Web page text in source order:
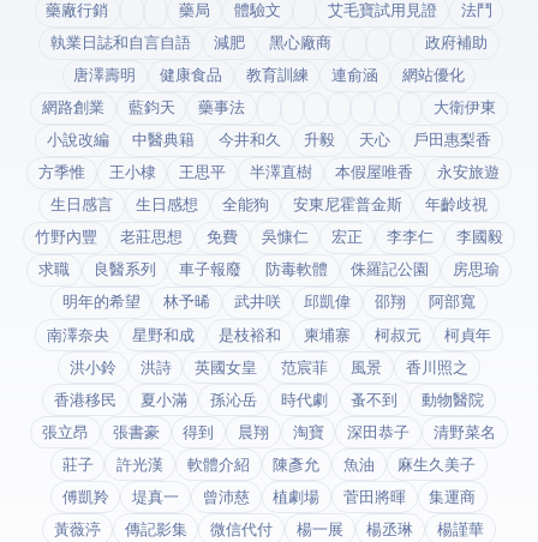
藥廠行銷
藥局 體驗文 艾毛寶試用見證
法鬥
執業日誌和自言自語
減肥 黑心廠商
政府補助
唐澤壽明
健康食品 教育訓練 連俞涵
網站優化
網路創業
藍鈞天 藥事法
大衛伊東
小說改編
中醫典籍 今井和久 升毅 天心
戶田惠梨香
方季惟
王小棣 王思平 半澤直樹 本假屋唯香
永安旅遊
生日感言
生日感想 全能狗 安東尼霍普金斯
年齡歧視
竹野內豐
老莊思想 免費 吳慷仁 宏正 李李仁
李國毅
求職
良醫系列 車子報廢 防毒軟體 侏羅記公園
房思瑜
明年的希望
林予晞 武井咲 邱凱偉 邵翔
阿部寬
南澤奈央
星野和成 是枝裕和 柬埔寨 柯叔元
柯貞年
洪小鈴
洪詩 英國女皇 范宸菲 風景
香川照之
香港移民
夏小滿 孫沁岳 時代劇 蚤不到
動物醫院
張立昂
張書豪 得到app 晨翔 淘寶 深田恭子
清野菜名
莊子
許光漢 軟體介紹 陳彥允 魚油
麻生久美子
傅凱羚
堤真一 曾沛慈 植劇場 菅田將暉
集運商
黃薇渟
傳記影集 微信代付 楊一展 楊丞琳 楊謹華